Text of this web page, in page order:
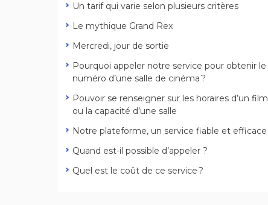
Un tarif qui varie selon plusieurs critères
Le mythique Grand Rex
Mercredi, jour de sortie
Pourquoi appeler notre service pour obtenir le
numéro d’une salle de cinéma ?
Pouvoir se renseigner sur les horaires d’un film
ou la capacité d’une salle
Notre plateforme, un service fiable et efficace
Quand est-il possible d’appeler ?
Quel est le coût de ce service ?